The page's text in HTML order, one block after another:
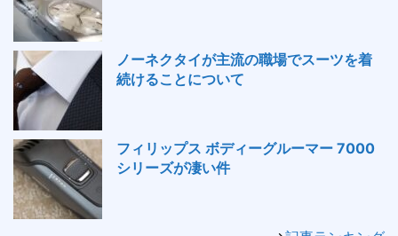
ノーネクタイが主流の職場でスーツを着
続けることについて
フィリップス ボディーグルーマー 7000
シリーズが凄い件